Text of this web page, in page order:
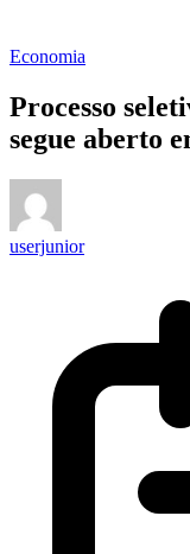
Economia
Processo
segue aberto
userjunior